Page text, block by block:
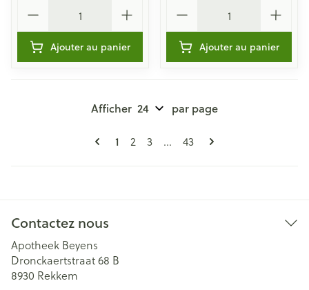
Ajouter au panier Ajouter au panier
Vous lisez actuellement la page
1 Page
2 Page
3 ... Page
43
Afficher par page
Contactez nous
Apotheek Beyens
Dronckaertstraat 68 B
8930 Rekkem